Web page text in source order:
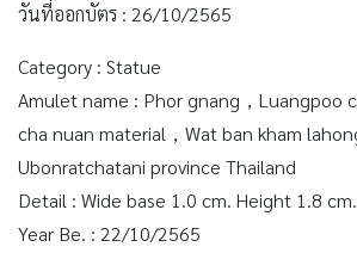
วันที่ออกบัตร : 26/10/2565
Category : Statue
Amulet name : Phor gnang，Luangpoo
cha nuan material，Wat ban kham
Ubonratchatani province Thailand
Detail : Wide base 1.0 cm. Height 1.8 cm.
Year Be. : 22/10/2565